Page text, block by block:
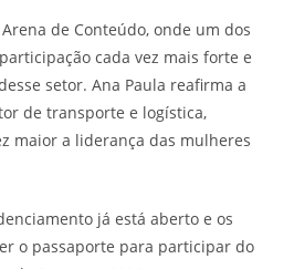
de Conteúdo, onde um dos
cada vez mais forte e
setor. Ana Paula reafirma a
de transporte e logística,
maior a liderança das mulheres
já está aberto e os
o passaporte para participar do